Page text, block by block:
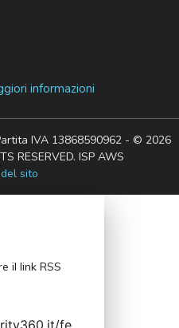
informazioni
IVA 13868590962 - © 2026
RESERVED. ISP AWS
sito
il link RSS